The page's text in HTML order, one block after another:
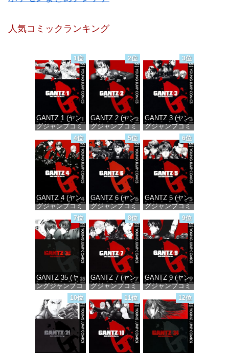
人気コミックランキング
1位
GANTZ 1 (ヤン
グジャンプコミ
ックスDIGITAL)
価格：¥100
2位
GANTZ 2 (ヤン
グジャンプコミ
ックスDIGITAL)
価格：¥100
3位
GANTZ 3 (ヤン
グジャンプコミ
ックスDIGITAL)
価格：¥100
4位
GANTZ 4 (ヤン
グジャンプコミ
ックスDIGITAL)
価格：¥100
5位
GANTZ 6 (ヤン
グジャンプコミ
ックスDIGITAL)
価格：¥100
6位
GANTZ 5 (ヤン
グジャンプコミ
ックスDIGITAL)
価格：¥100
7位
GANTZ 35 (ヤ
ングジャンプコ
DIGITAL)
価格：¥100
8位
GANTZ 7 (ヤン
グジャンプコミ
ックスDIGITAL)
価格：¥100
9位
GANTZ 9 (ヤン
グジャンプコミ
ックスDIGITAL)
価格：¥100
10位 11位 12位